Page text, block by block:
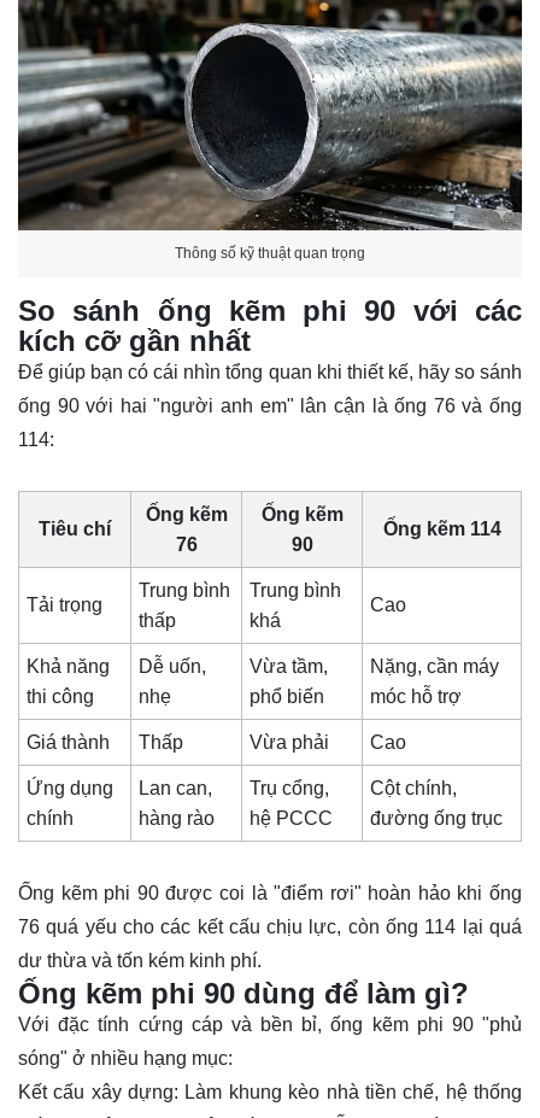
Thông số kỹ thuật quan trọng
So sánh ống kẽm phi 90 với các
kích cỡ gần nhất
Để giúp bạn có cái nhìn tổng quan khi thiết kế, hãy so sánh
ống 90 với hai "người anh em" lân cận là ống 76 và ống
114:
Tiêu chí
Ống kẽm
76
Ống kẽm
90
Ống kẽm 114
Tải trọng
Trung bình
thấp
Trung bình
khá
Cao
Khả năng
thi công
Dễ uốn,
nhẹ
Vừa tầm,
phổ biến
Nặng, cần máy
móc hỗ trợ
Giá thành Thấp Vừa phải Cao
Ứng dụng
chính
Lan can,
hàng rào
Trụ cổng,
hệ PCCC
Cột chính,
đường ống trục
Ống kẽm phi 90 được coi là "điểm rơi" hoàn hảo khi ống
76 quá yếu cho các kết cấu chịu lực, còn ống 114 lại quá
dư thừa và tốn kém kinh phí.
Ống kẽm phi 90 dùng để làm gì?
Với đặc tính cứng cáp và bền bỉ, ống kẽm phi 90 "phủ
sóng" ở nhiều hạng mục:
Kết cấu xây dựng: Làm khung kèo nhà tiền chế, hệ thống